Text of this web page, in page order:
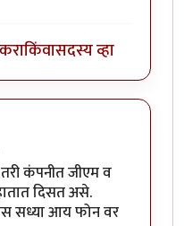
किंवासदस्य व्हा
कंपनीत जीएम व
दिसत असे.
सध्या आय फोन वर